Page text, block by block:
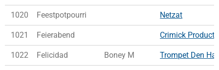
1020 Feestpotpourri Netzat
1021 Feierabend Crimick
1022 Felicidad Boney M Trompet Den